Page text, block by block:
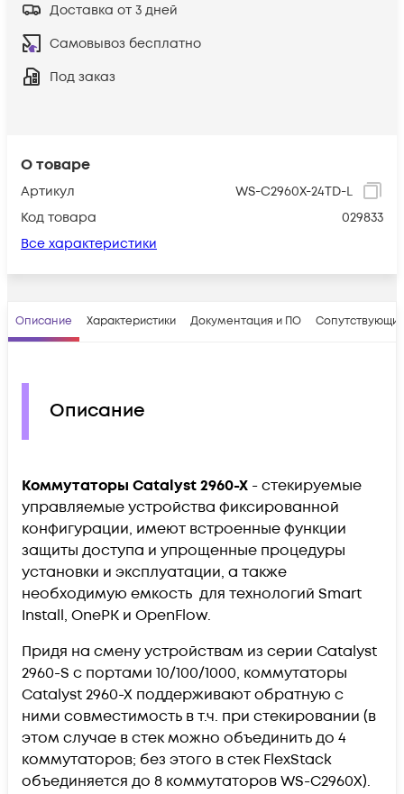
О товаре
Артикул
WS-C2960X-24TD-L
Код товара
029833
Все характеристики
Доставка от 3 дней
Самовывоз бесплатно
Под заказ
Описание Характеристики Документация и ПО
Описание
Коммутаторы Catalyst 2960-X - стекируемые
управляемые устройства фиксированной
конфигурации, имеют встроенные функции
защиты доступа и упрощенные процедуры
установки и эксплуатации, а также
необходимую емкость для технологий Smart
Install, OnePK и OpenFlow.
Придя на смену устройствам из серии Catalyst
2960-S с портами 10/100/1000, коммутаторы
Catalyst 2960-X поддерживают обратную с
ними совместимость в т.ч. при стекировании (в
этом случае в стек можно объединить до 4
коммутаторов; без этого в стек FlexStack
объединяется до 8 коммутаторов WS-C2960X).